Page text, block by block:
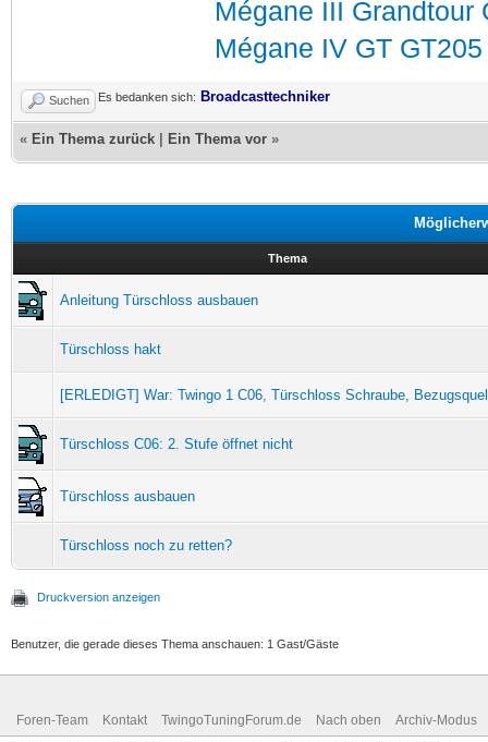
Mégane III Grandtour
Mégane IV GT
Suchen Es bedanken sich: Broadcasttechniker
« Ein Thema zurück Ein Thema vor »
Thema
Anleitung Türschloss ausbauen
Türschloss hakt
[ERLEDIGT] War: Twingo 1 C06, Türschloss Schraube,
Türschloss C06: 2. Stufe öffnet nicht
Türschloss ausbauen
Türschloss noch zu retten?
Druckversion anzeigen
Benutzer, die gerade dieses Thema anschauen: 1 Gast/Gäste
Foren-Team Kontakt TwingoTuningForum.de Nach oben Archiv-Modus